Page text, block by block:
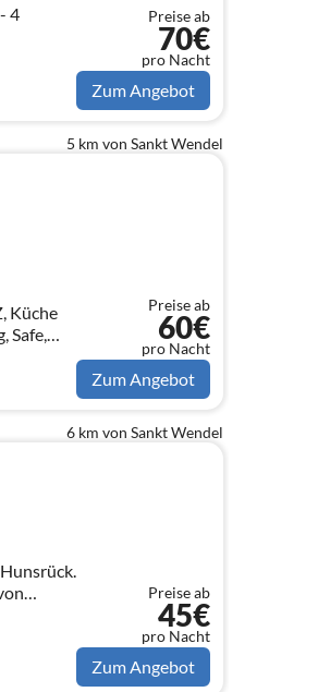
4
Preise ab
70€
pro Nacht
Zum Angebot
5 km von Sankt Wendel
Safe,
Preise ab
60€
pro Nacht
Zum Angebot
6 km von Sankt Wendel
Preise ab
45€
pro Nacht
Zum Angebot